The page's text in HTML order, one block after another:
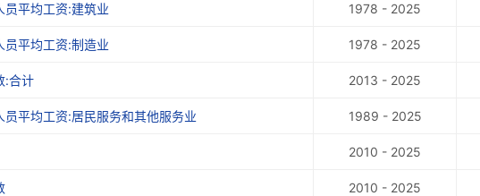
员平均工资:建筑业 1978 - 2025
员平均工资:制造业 1978 - 2025
:合计 2013 - 2025
员平均工资:居民服务和其他服务业 1989 - 2025
2010 - 2025
2010 - 2025